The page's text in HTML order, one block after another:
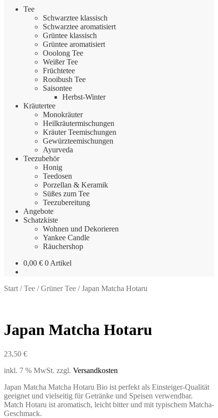
Tee
Schwarztee klassisch
Schwarztee aromatisiert
Grüntee klassisch
Grüntee aromatisiert
Ooolong Tee
Weißer Tee
Früchtetee
Rooibush Tee
Saisontee
Herbst-Winter
Kräutertee
Monokräuter
Heilkräutermischungen
Kräuter Teemischungen
Gewürzteemischungen
Ayurveda
Teezubehör
Honig
Teedosen
Porzellan & Keramik
Süßes zum Tee
Teezubereitung
Angebote
Schatzkiste
Wohnen und Dekorieren
Yankee Candle
Räuchershop
0,00 € 0 Artikel
Start /Tee /Grüner Tee /Japan Matcha Hotaru
Japan Matcha Hotaru
23,50 €
inkl. 7 % MwSt. zzgl. Versandkosten
Japan Matcha Matcha Hotaru Bio ist perfekt als Einsteiger-Qualität
geeignet und vielseitig für Getränke und Speisen verwendbar.
Match Hotaru ist aromatisch, leicht bitter und mit typischem Matcha-
Geschmack.